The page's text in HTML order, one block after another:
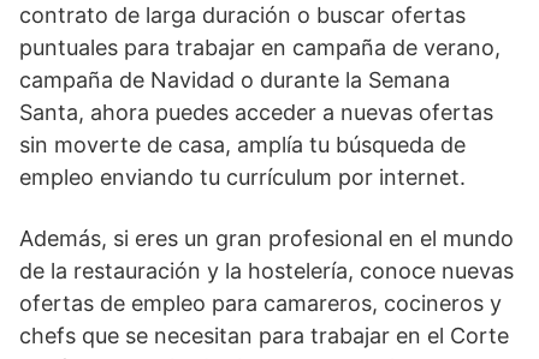
contrato de larga duración o buscar ofertas
puntuales para trabajar en campaña de verano,
campaña de Navidad o durante la Semana
Santa, ahora puedes acceder a nuevas ofertas
sin moverte de casa, amplía tu búsqueda de
empleo enviando tu currículum por internet.
Además, si eres un gran profesional en el mundo
de la restauración y la hostelería, conoce nuevas
ofertas de empleo para camareros, cocineros y
chefs que se necesitan para trabajar en el Corte